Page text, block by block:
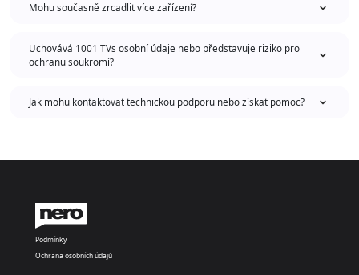
Mohu současně zrcadlit více zařízení?
Uchovává 1001 TVs osobní údaje nebo představuje riziko pro
ochranu soukromí?
Jak mohu kontaktovat technickou podporu nebo získat pomoc?
Podmínky
Ochrana osobních údajů